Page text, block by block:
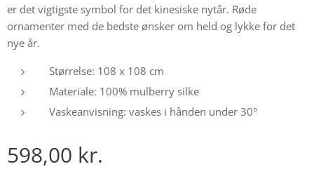
er det vigtigste symbol for det kinesiske nytår. Røde
ornamenter med de bedste ønsker om held og lykke for det
nye år.
Størrelse: 108 x 108 cm
Materiale: 100% mulberry silke
Vaskeanvisning: vaskes i hånden under 30°
598,00 kr.